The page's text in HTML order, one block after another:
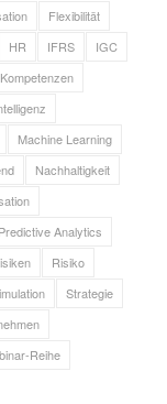
Flexibilität
HR IFRS
IGC
Kompetenzen
Machine Learning
Nachhaltigkeit
Predictive Analytics
Risiko
Strategie
Reihe